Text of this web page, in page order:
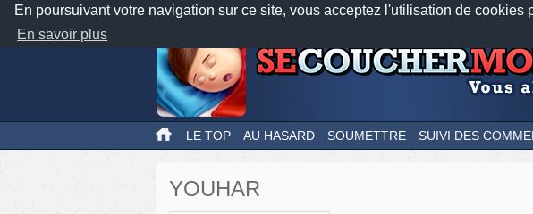
En poursuivant votre navigation sur ce site, vous acceptez l'utilisation de
En savoir plus
Nos
LE TOP AU HASARD SOUMETTRE SUIVI DES
YOUHAR